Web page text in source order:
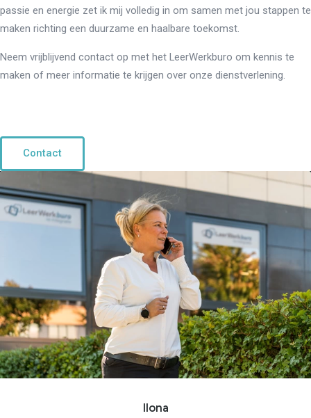
passie en energie zet ik mij volledig in om samen met jou stappen te
maken richting een duurzame en haalbare toekomst.
Neem vrijblijvend contact op met het LeerWerkburo om kennis te
maken of meer informatie te krijgen over onze dienstverlening.
Contact
Ilona